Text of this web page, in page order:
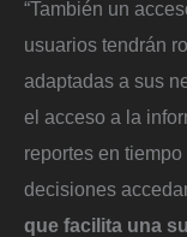
“También un
usuarios tendrán
adaptadas a sus
el acceso a la
reportes en
decisiones
que facilita una